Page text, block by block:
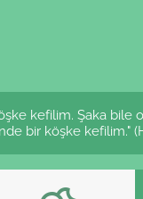
kefilim. Şaka bile
bir köşke kefilim."